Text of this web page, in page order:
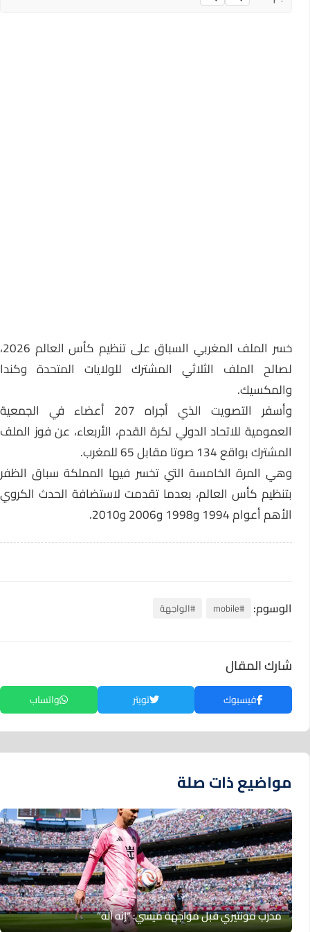
خسر الملف المغربي السباق على تنظيم كأس العالم 2026،
لصالح الملف الثلاثي المشترك للولايات المتحدة وكندا
والمكسيك.
وأسفر التصويت الذي أجراه 207 أعضاء في الجمعية
العمومية للاتحاد الدولي لكرة القدم، الأربعاء، عن فوز الملف
المشترك بواقع 134 صوتا مقابل 65 للمغرب.
وهي المرة الخامسة التي تخسر فيها المملكة سباق الظفر
بتنظيم كأس العالم، بعدما تقدمت لاستضافة الحدث الكروي
الأهم أعوام 1994 و1998 و2006 و2010.
الوسوم: #mobile #الواجهة
شارك المقال
فيسبوك تويتر واتساب
مواضيع ذات صلة
مدرب مونتيري قبل مواجهة ميسي: “إنه آلة”